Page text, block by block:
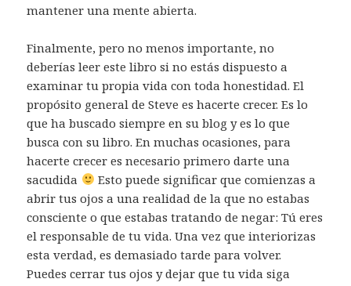
mantener una mente abierta.
Finalmente, pero no menos importante, no
deberías leer este libro si no estás dispuesto a
examinar tu propia vida con toda honestidad. El
propósito general de Steve es hacerte crecer. Es lo
que ha buscado siempre en su blog y es lo que
busca con su libro. En muchas ocasiones, para
hacerte crecer es necesario primero darte una
sacudida
Esto puede significar que comienzas a
abrir tus ojos a una realidad de la que no estabas
consciente o que estabas tratando de negar: Tú eres
el responsable de tu vida. Una vez que interiorizas
esta verdad, es demasiado tarde para volver.
Puedes cerrar tus ojos y dejar que tu vida siga